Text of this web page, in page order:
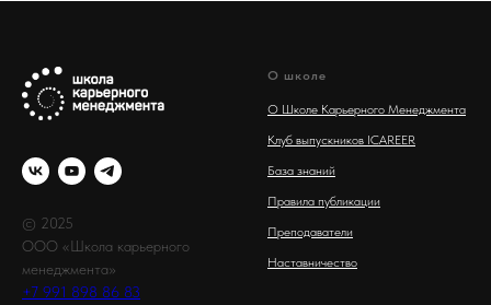
© 2025
ООО «Школа карьерного
менеджмента»
+7 991 898 86 83
О школе
О Школе Карьерного Менеджмента
Клуб выпускников ICAREER
База знаний
Правила публикации
Преподаватели
Наставничество